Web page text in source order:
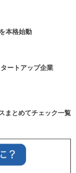
本格始動
ートアップ企業
まとめてチェック一覧